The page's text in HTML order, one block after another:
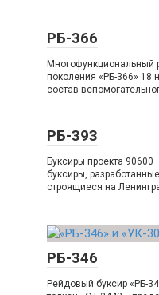
РБ-366
Многофункциональный
поколения «РБ-366» 18
состав
РБ-393
Буксиры проекта
буксиры,
строящиеся на
РБ-346
Рейдовый буксир «РБ-